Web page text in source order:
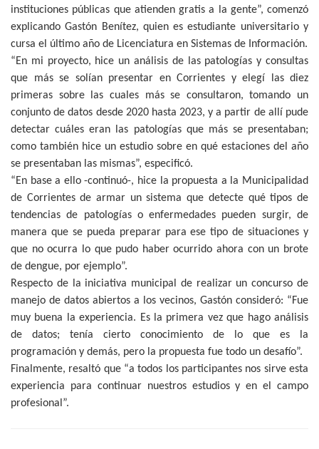
instituciones públicas que atienden gratis a la gente”, comenzó
explicando Gastón Benítez, quien es estudiante universitario y
cursa el último año de Licenciatura en Sistemas de Información.
“En mi proyecto, hice un análisis de las patologías y consultas
que más se solían presentar en Corrientes y elegí las diez
primeras sobre las cuales más se consultaron, tomando un
conjunto de datos desde 2020 hasta 2023, y a partir de allí pude
detectar cuáles eran las patologías que más se presentaban;
como también hice un estudio sobre en qué estaciones del año
se presentaban las mismas”, especificó.
“En base a ello -continuó-, hice la propuesta a la Municipalidad
de Corrientes de armar un sistema que detecte qué tipos de
tendencias de patologías o enfermedades pueden surgir, de
manera que se pueda preparar para ese tipo de situaciones y
que no ocurra lo que pudo haber ocurrido ahora con un brote
de dengue, por ejemplo”.
Respecto de la iniciativa municipal de realizar un concurso de
manejo de datos abiertos a los vecinos, Gastón consideró: “Fue
muy buena la experiencia. Es la primera vez que hago análisis
de datos; tenía cierto conocimiento de lo que es la
programación y demás, pero la propuesta fue todo un desafío”.
Finalmente, resaltó que “a todos los participantes nos sirve esta
experiencia para continuar nuestros estudios y en el campo
profesional”.